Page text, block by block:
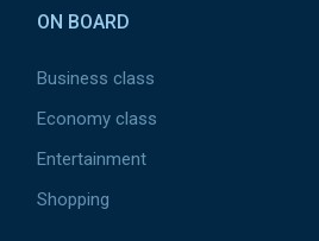
ON BOARD
Business class
Economy class
Entertainment
Shopping